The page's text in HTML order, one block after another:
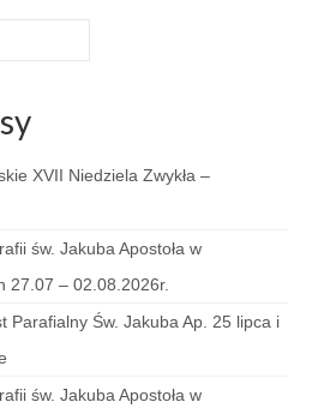
XVII Niedziela Zwykła –
św. Jakuba Apostoła w
27.07 – 02.08.2026r.
Parafialny Św. Jakuba Ap. 25 lipca i
św. Jakuba Apostoła w